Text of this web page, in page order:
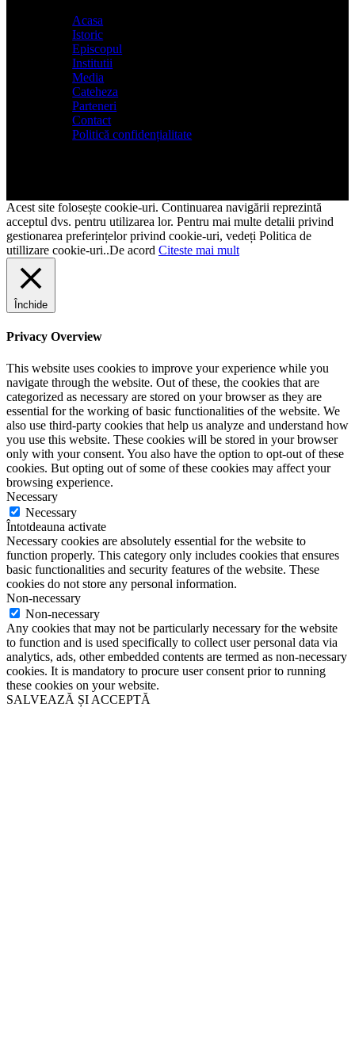
Acasa
Istoric
Episcopul
Institutii
Media
Cateheza
Parteneri
Contact
Politică confidențialitate
Acest site folosește cookie-uri. Continuarea navigării reprezintă
acceptul dvs. pentru utilizarea lor. Pentru mai multe detalii privind
gestionarea preferințelor privind cookie-uri, vedeți Politica de
utillizare cookie-uri..De acord Citeste mai mult
Închide
Privacy Overview
This website uses cookies to improve your experience while you
navigate through the website. Out of these, the cookies that are
categorized as necessary are stored on your browser as they are
essential for the working of basic functionalities of the website. We
also use third-party cookies that help us analyze and understand how
you use this website. These cookies will be stored in your browser
only with your consent. You also have the option to opt-out of these
cookies. But opting out of some of these cookies may affect your
browsing experience.
Necessary
Necessary
Întotdeauna activate
Necessary cookies are absolutely essential for the website to
function properly. This category only includes cookies that ensures
basic functionalities and security features of the website. These
cookies do not store any personal information.
Non-necessary
Non-necessary
Any cookies that may not be particularly necessary for the website
to function and is used specifically to collect user personal data via
analytics, ads, other embedded contents are termed as non-necessary
cookies. It is mandatory to procure user consent prior to running
these cookies on your website.
SALVEAZĂ ȘI ACCEPTĂ